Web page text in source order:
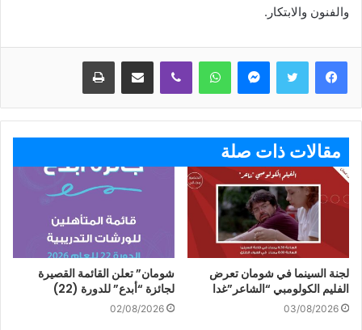
والفنون والابتكار.
ماسنجر واتساب ڤايبر مشاركة عبر البريد طباعة
مقالات ذات صلة
لجنة السينما في شومان تعرض
الفليم الكولومبي “الشاعر”غدا
03/08/2026
شومان” تعلن القائمة القصيرة
لجائزة “أبدع” للدورة (22)
02/08/2026